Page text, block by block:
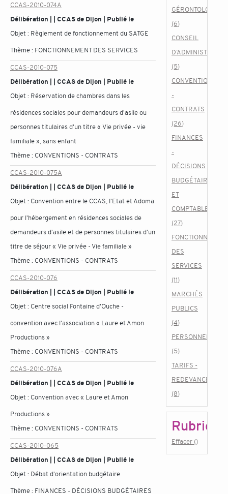
CCAS-2010-074A
Délibération | | CCAS de Dijon | Publié le
Objet : Règlement de fonctionnement du SATGE
Thème : FONCTIONNEMENT DES SERVICES
CCAS-2010-075
Délibération | | CCAS de Dijon | Publié le
Objet : Réservation de chambres dans les
résidences sociales pour demandeurs d'asile ou
personnes titulaires d'un titre « Vie privée - vie
familiale », sans enfant
Thème : CONVENTIONS - CONTRATS
CCAS-2010-075A
Délibération | | CCAS de Dijon | Publié le
Objet : Convention entre le CCAS, l'Etat et Adoma
pour l'hébergement en résidences sociales de
demandeurs d'asile et de personnes titulaires d'un
titre de séjour « Vie privée - Vie familiale »
Thème : CONVENTIONS - CONTRATS
CCAS-2010-076
Délibération | | CCAS de Dijon | Publié le
Objet : Centre social Fontaine d'Ouche -
convention avec l'association « Laure et Amon
Productions »
Thème : CONVENTIONS - CONTRATS
CCAS-2010-076A
Délibération | | CCAS de Dijon | Publié le
Objet : Convention avec « Laure et Amon
Productions »
Thème : CONVENTIONS - CONTRATS
CCAS-2010-065
Délibération | | CCAS de Dijon | Publié le
Objet : Débat d'orientation budgétaire
Thème : FINANCES - DÉCISIONS BUDGÉTAIRES
(6)
CONSEIL
(5)
CONVENTIONS
-
CONTRATS
(26)
FINANCES
-
DÉCISIONS
BUDGÉTAIRES
ET
COMPTABLES
(27)
DES
SERVICES
(11)
MARCHÉS
PUBLICS
(4)
PERSONNEL
(5)
TARIFS -
REDEVANCES
(8)
Rubrique
Effacer ()